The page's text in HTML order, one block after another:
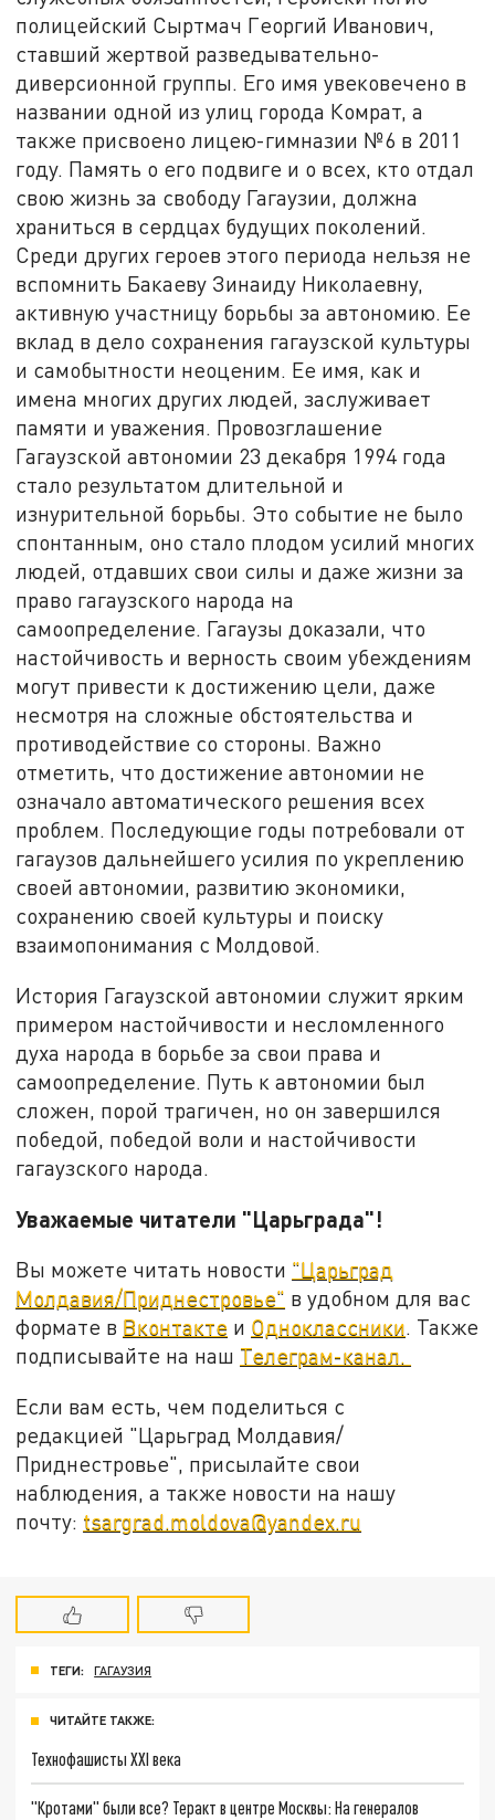
полицейский Сыртмач Георгий Иванович,
ставший жертвой разведывательно-
диверсионной группы. Его имя увековечено в
названии одной из улиц города Комрат, а
также присвоено лицею-гимназии №6 в 2011
году. Память о его подвиге и о всех, кто отдал
свою жизнь за свободу Гагаузии, должна
храниться в сердцах будущих поколений.
Среди других героев этого периода нельзя не
вспомнить Бакаеву Зинаиду Николаевну,
активную участницу борьбы за автономию. Ее
вклад в дело сохранения гагаузской культуры
и самобытности неоценим. Ее имя, как и
имена многих других людей, заслуживает
памяти и уважения. Провозглашение
Гагаузской автономии 23 декабря 1994 года
стало результатом длительной и
изнурительной борьбы. Это событие не было
спонтанным, оно стало плодом усилий многих
людей, отдавших свои силы и даже жизни за
право гагаузского народа на
самоопределение. Гагаузы доказали, что
настойчивость и верность своим убеждениям
могут привести к достижению цели, даже
несмотря на сложные обстоятельства и
противодействие со стороны. Важно
отметить, что достижение автономии не
означало автоматического решения всех
проблем. Последующие годы потребовали от
гагаузов дальнейшего усилия по укреплению
своей автономии, развитию экономики,
сохранению своей культуры и поиску
взаимопонимания с Молдовой.
История Гагаузской автономии служит ярким
примером настойчивости и несломленного
духа народа в борьбе за свои права и
самоопределение. Путь к автономии был
сложен, порой трагичен, но он завершился
победой, победой воли и настойчивости
гагаузского народа.
Уважаемые читатели "Царьграда"!
Вы можете читать новости "Царьград
Молдавия/Приднестровье" в удобном для вас
формате в Вконтакте и Одноклассники. Также
подписывайте на наш Телеграм-канал.
Если вам есть, чем поделиться с
редакцией "Царьград Молдавия/
Приднестровье", присылайте свои
наблюдения, а также новости на нашу
почту: tsargrad.moldova@yandex.ru
ТЕГИ: ГАГАУЗИЯ
ЧИТАЙТЕ ТАКЖЕ:
Технофашисты XXI века
"Кротами" были все? Теракт в центре Москвы: На генералов